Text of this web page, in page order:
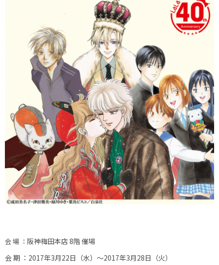
会 場 ： 阪神梅田本店 8階 催場
会 期 ：2017年3月22日（水）～2017年3月28日（火）